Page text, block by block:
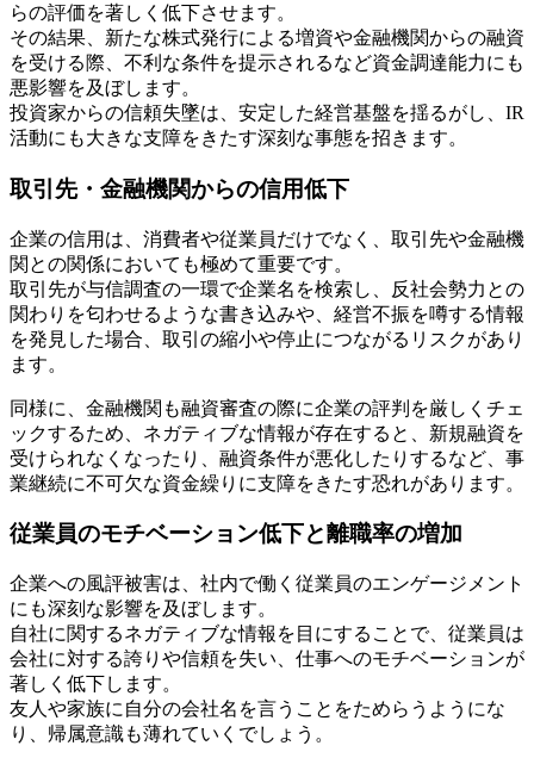
らの評価を著しく低下させます。
その結果、新たな株式発行による増資や金融機関からの融資
を受ける際、不利な条件を提示されるなど資金調達能力にも
悪影響を及ぼします。
投資家からの信頼失墜は、安定した経営基盤を揺るがし、IR
活動にも大きな支障をきたす深刻な事態を招きます。
取引先・金融機関からの信用低下
企業の信用は、消費者や従業員だけでなく、取引先や金融機
関との関係においても極めて重要です。
取引先が与信調査の一環で企業名を検索し、反社会勢力との
関わりを匂わせるような書き込みや、経営不振を噂する情報
を発見した場合、取引の縮小や停止につながるリスクがあり
ます。
同様に、金融機関も融資審査の際に企業の評判を厳しくチェ
ックするため、ネガティブな情報が存在すると、新規融資を
受けられなくなったり、融資条件が悪化したりするなど、事
業継続に不可欠な資金繰りに支障をきたす恐れがあります。
従業員のモチベーション低下と離職率の増加
企業への風評被害は、社内で働く従業員のエンゲージメント
にも深刻な影響を及ぼします。
自社に関するネガティブな情報を目にすることで、従業員は
会社に対する誇りや信頼を失い、仕事へのモチベーションが
著しく低下します。
友人や家族に自分の会社名を言うことをためらうようにな
り、帰属意識も薄れていくでしょう。